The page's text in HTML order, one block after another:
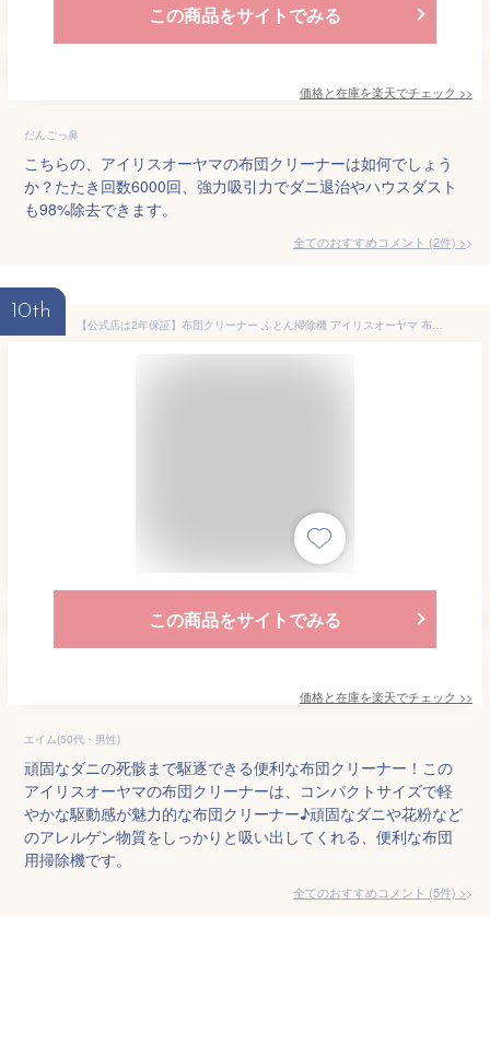
この商品をサイトでみる
価格と在庫を楽天でチェック >>
だんごっ鼻
こちらの、アイリスオーヤマの布団クリーナーは如何でしょう
か？たたき回数6000回、強力吸引力でダニ退治やハウスダスト
も98%除去できます。
全てのおすすめコメント (2件) >
10th
【公式店は2年保証】布団クリーナー ふとん掃除機 アイリスオーヤマ 布団 掃除機 ダニ 布団用掃除機 ダニ掃除機 花粉対策 花粉 ふとんクリーナー ハウスダスト ダニ退治 コンパクト ハンディ 布団 ベッド 寝具 梅雨 IC-FAC2[安心延長保証対象]
この商品をサイトでみる
価格と在庫を楽天でチェック >>
エイム(50代・男性)
頑固なダニの死骸まで駆逐できる便利な布団クリーナー！この
アイリスオーヤマの布団クリーナーは、コンパクトサイズで軽
やかな駆動感が魅力的な布団クリーナー♪頑固なダニや花粉など
のアレルゲン物質をしっかりと吸い出してくれる、便利な布団
用掃除機です。
全てのおすすめコメント (5件) >